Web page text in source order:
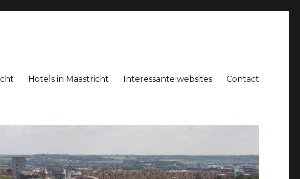
Hotels in Maastricht Interessante websites Contact